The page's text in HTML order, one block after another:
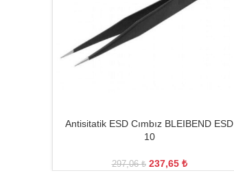
Antisitatik ESD Cımbız BLEIBEND ESD
10
297,06₺ 237,65 ₺